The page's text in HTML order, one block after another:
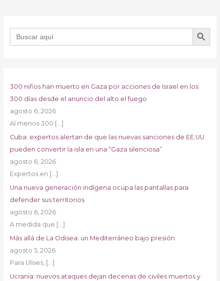
Buscar: BOTÓN DE
300 niños han muerto en Gaza por acciones de Israel en los
300 días desde el anuncio del alto el fuego
agosto 6, 2026
Al menos 300 […]
Cuba: expertos alertan de que las nuevas sanciones de EE.UU.
pueden convertir la isla en una “Gaza silenciosa”
agosto 6, 2026
Expertos en […]
Una nueva generación indígena ocupa las pantallas para
defender sus territorios
agosto 6, 2026
A medida que […]
Más allá de La Odisea: un Mediterráneo bajo presión
agosto 5, 2026
Para Ulises, […]
Ucrania: nuevos ataques dejan decenas de civiles muertos y